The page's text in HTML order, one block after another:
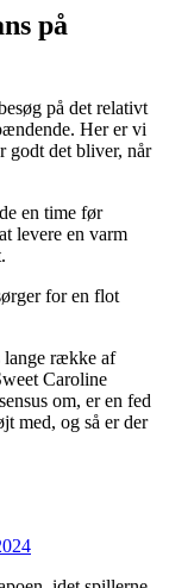
på
på det relativt
Her er vi
godt det bliver, når
en time før
levere en varm
for en flot
lange række af
Caroline
om, er en fed
med, og så er der